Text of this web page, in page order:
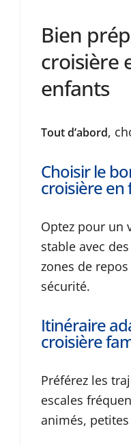
Bien
croisière
enfants
Tout d’abord,
Choisir le
croisière en
Optez pour un
stable avec
zones de
sécurité.
Itinéraire
croisière
Préférez les
escales
animés,